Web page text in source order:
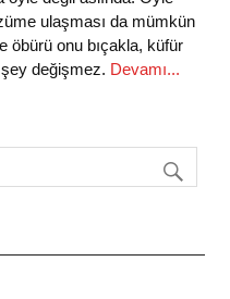
ulaşması da mümkün
öbürü onu bıçakla, küfür
değişmez. Devamı...